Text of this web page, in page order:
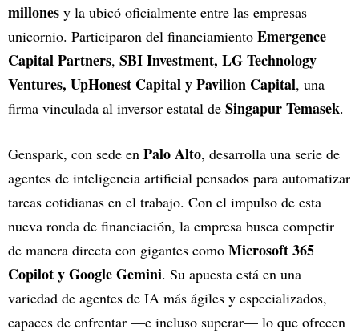
millones y la ubicó oficialmente entre las empresas
unicornio. Participaron del financiamiento Emergence
Capital Partners, SBI Investment, LG Technology
Ventures, UpHonest Capital y Pavilion Capital, una
firma vinculada al inversor estatal de Singapur Temasek.
Genspark, con sede en Palo Alto, desarrolla una serie de
agentes de inteligencia artificial pensados para automatizar
tareas cotidianas en el trabajo. Con el impulso de esta
nueva ronda de financiación, la empresa busca competir
de manera directa con gigantes como Microsoft 365
Copilot y Google Gemini. Su apuesta está en una
variedad de agentes de IA más ágiles y especializados,
capaces de enfrentar —e incluso superar— lo que ofrecen